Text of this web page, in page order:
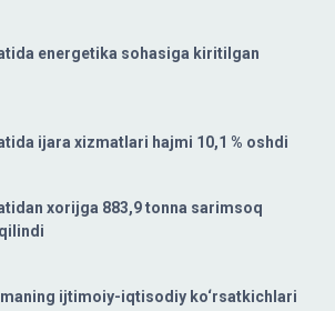
energetika sohasiga kiritilgan
ijara xizmatlari hajmi 10,1 % oshdi
xorijga 883,9 tonna sarimsoq
ijtimoiy-iqtisodiy ko‘rsatkichlari